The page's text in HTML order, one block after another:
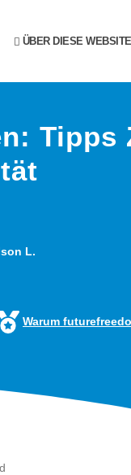
ÜBER DIESE WEBSITE
Tipps
L.
Warum